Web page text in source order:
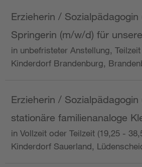
Erzieherin /
Springerin (m/w/d) für
in unbefristeter Anstellung,
Kinderdorf Brandenburg,
Erzieherin /
stationäre familienanaloge
in Vollzeit oder Teilzeit (19,25 -
Kinderdorf Sauerland,